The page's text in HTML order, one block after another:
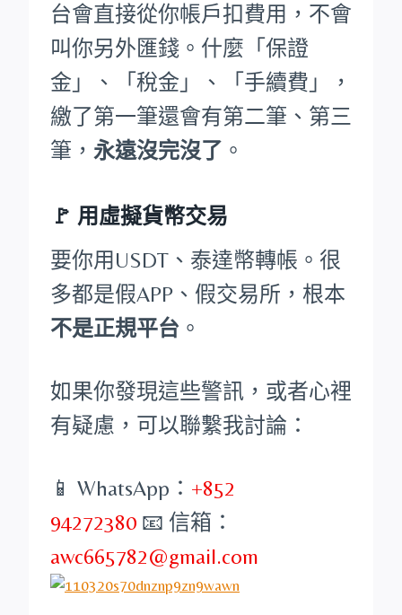
台會直接從你帳戶扣費用，不會
叫你另外匯錢。什麼「保證
金」、「稅金」、「手續費」，
繳了第一筆還會有第二筆、第三
筆， 永遠沒完沒了 。
🚩 用虛擬貨幣交易
要你用USDT、泰達幣轉帳。很
多都是假APP、假交易所，根本
不是正規平台 。
如果你發現這些警訊，或者心裡
有疑慮，可以聯繫我討論：
📱 WhatsApp： +852
94272380 📧 信箱：
awc665782@gmail.com